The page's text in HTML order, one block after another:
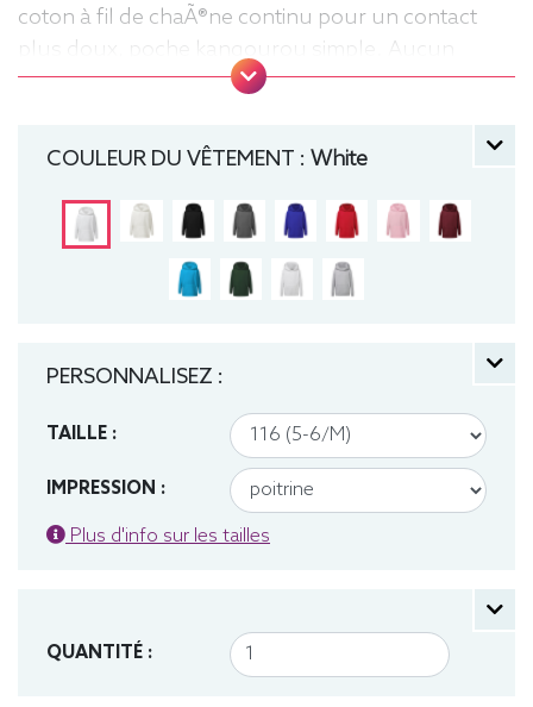
coton à fil de chaÃ®ne continu pour un contact
plus doux, poche kangourou simple. Aucun
cordon de serrage sur les modèles enfants. .
140 (9-10 ans), 152 (11-12 ans) manche longue,
COULEUR DU VÊTEMENT : White
PERSONNALISEZ :
TAILLE :
IMPRESSION :
Plus d'info sur les tailles
QUANTITÉ :